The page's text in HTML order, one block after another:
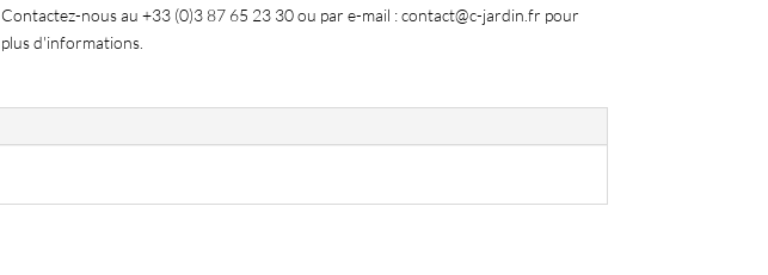
Contactez-nous au +33 (0)3 87 65 23 30 ou par e-mail : contact@c-jardin.fr pour
plus d'informations.